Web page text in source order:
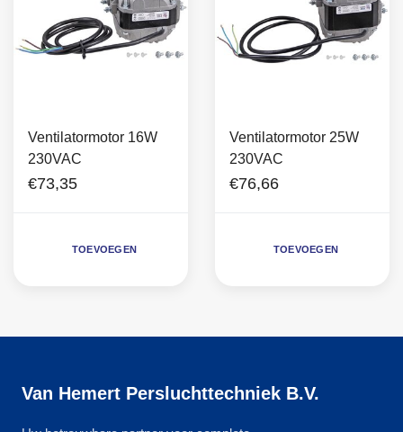
Ventilatormotor 16W
230VAC
€73,35
TOEVOEGEN
Ventilatormotor 25W
230VAC
€76,66
TOEVOEGEN
Van Hemert Persluchttechniek B.V.